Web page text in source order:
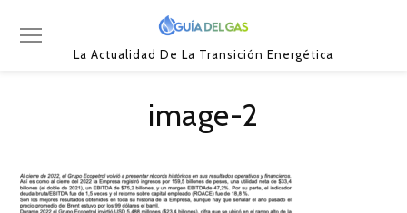
La Actualidad De La Transición Energética
image-2